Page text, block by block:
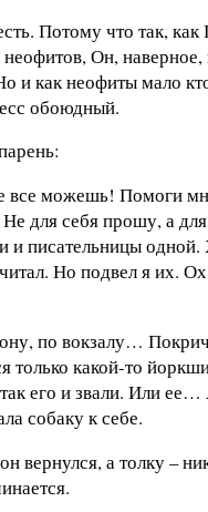
Потому что так, как
Он,
и как неофиты мало
обоюдный.
можешь! Помоги
для себя прошу, а
и писательницы
Но подвел я их.
по вокзалу…
только какой-то
его и звали. Или ее…
собаку к себе.
вернулся, а толку –